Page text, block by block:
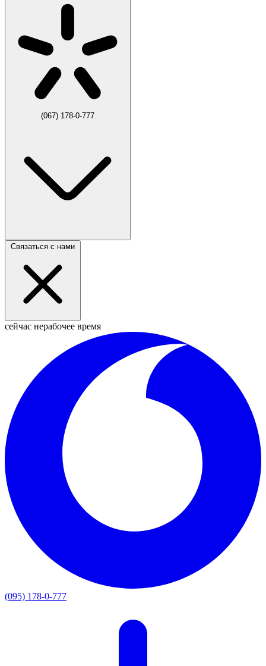
(067) 178-0-777
Связаться с нами
сейчас нерабочее время
(095) 178-0-777